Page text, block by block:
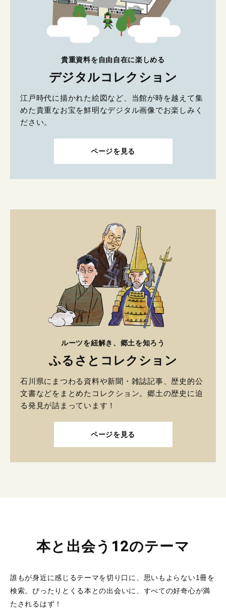
貴重資料を自由自在に楽しめる
デジタルコレクション
江戸時代に描かれた絵図など、当館が時を越えて集
めた貴重なお宝を鮮明なデジタル画像でお楽しみく
ださい。
ページを見る
ルーツを紐解き、郷土を知ろう
ふるさとコレクション
石川県にまつわる資料や新聞・雑誌記事、歴史的公
文書などをまとめたコレクション。郷土の歴史に迫
る発見が詰まっています！
ページを見る
本と出会う12のテーマ
誰もが身近に感じるテーマを切り口に、思いもよらない1冊を
検索。 ぴったりとくる本との出会いに、すべての好奇心が満
たされるはず！